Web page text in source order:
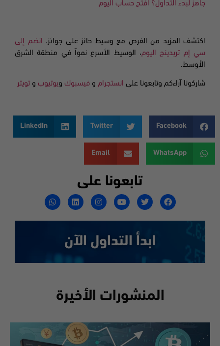
جاهز لبدء التداول؟ افتح حساب اليوم
اكتشف المزيد من الفرص مع وسيط حائز على جوائز.
انضم إلى
سي إم تريدينج اليوم، الوسيط الأسرع نمواً في منطقة الشرق
الأوسط.
شاركونا آراءكم وتابعونا على انستجرام و فيسبوك ويوتيوب و تويتر
Facebook
Twitter
LinkedIn
WhatsApp
Email
تابعونا على
ابدأ التداول الآن
المنشورات الأخيرة